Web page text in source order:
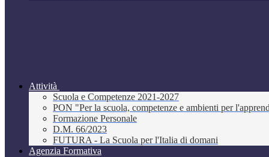
Attività
Scuola e Competenze 2021-2027
PON "Per la scuola, competenze e ambienti per
Formazione Personale
D.M. 66/2023
FUTURA - La Scuola per l'Italia di domani
Agenzia Formativa